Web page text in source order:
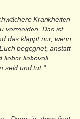
Krankheiten
vermeiden. Das ist
das klappt nur, wenn
begegnet, anstatt
lieber liebevoll
seid und tut.“